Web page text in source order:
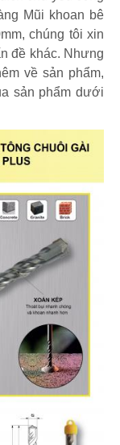
Mũi khoan bê
chúng tôi xin
đề khác. Nhưng
về sản phẩm,
sản phẩm dưới